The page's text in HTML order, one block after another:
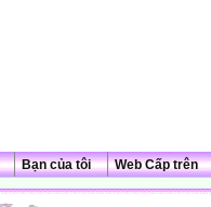
Bạn của tôi Web Cấp trên